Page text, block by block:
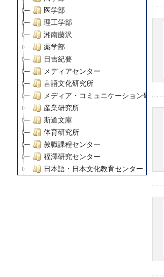
医学部
理工学部
湘南藤沢
薬学部
日吉紀要
メディアセンター
言語文化研究所
メディア・コミュニケーション研究所
産業研究所
斯道文庫
体育研究所
教職課程センター
福澤研究センター
日本語・日本文化教育センター